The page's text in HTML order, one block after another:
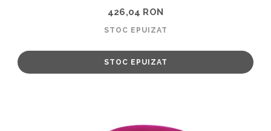
426,04 RON
STOC EPUIZAT
STOC EPUIZAT